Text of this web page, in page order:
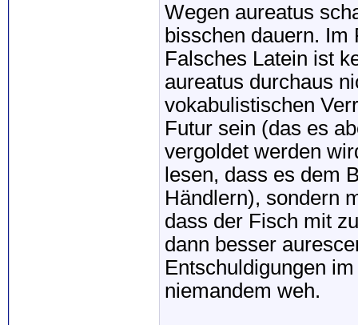
Wegen aureatus
bisschen dauern.
Falsches Latein ist
aureatus durchaus
vokabulistischen
Futur sein (das es
vergoldet werden
lesen, dass es dem
Händlern), sondern
dass der Fisch mit
dann besser
Entschuldigungen
niemandem weh.